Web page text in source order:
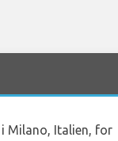
i Milano, Italien, for